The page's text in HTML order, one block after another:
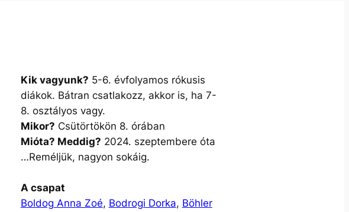
Kik vagyunk? 5-6. évfolyamos rókusis
diákok. Bátran csatlakozz, akkor is, ha 7-
8. osztályos vagy.
Mikor? Csütörtökön 8. órában
Mióta? Meddig? 2024. szeptembere óta
…Reméljük, nagyon sokáig.
A csapat
Boldog Anna Zoé, Bodrogi Dorka, Böhler